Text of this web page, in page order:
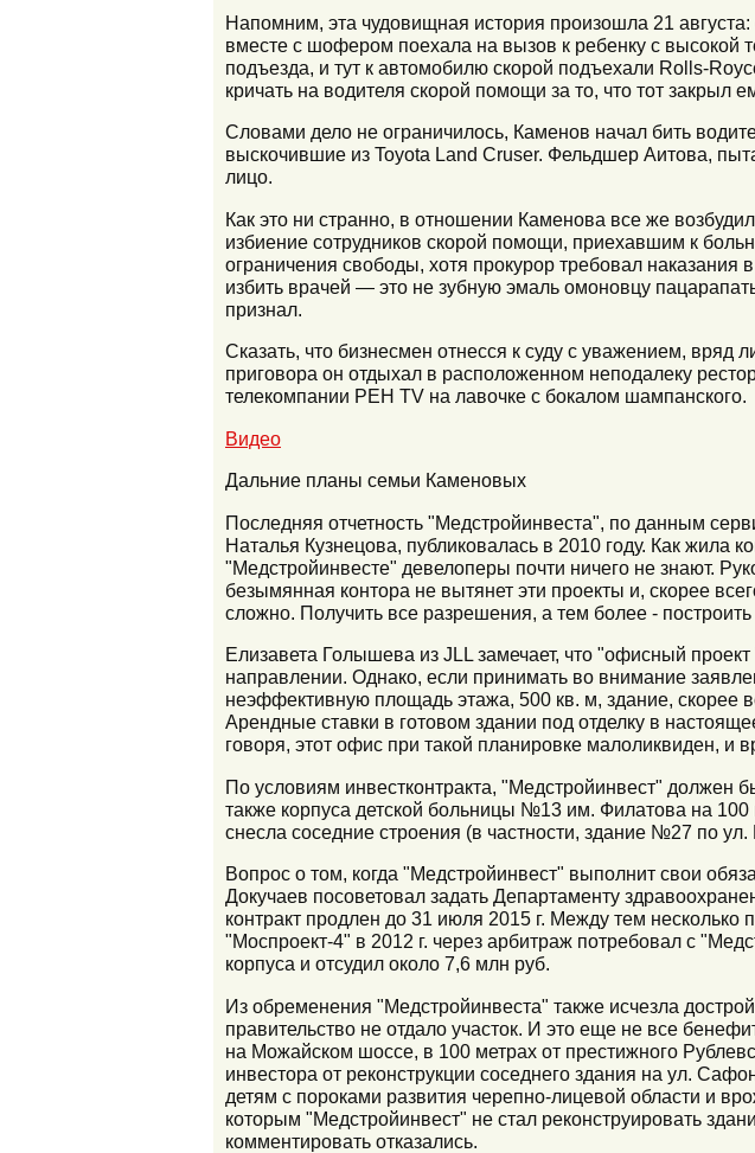
Напомним, эта чудовищная история произошла 21
вместе с шофером поехала на вызов к ребенку с
подъезда, и тут к автомобилю скорой подъехали Rolls-
кричать на водителя скорой помощи за то, что тот закрыл
Словами дело не ограничилось, Каменов начал бить
выскочившие из Toyota Land Cruser. Фельдшер Аитова,
лицо.
Как это ни странно, в отношении Каменова все же
избиение сотрудников скорой помощи, приехавшим к
ограничения свободы, хотя прокурор требовал
избить врачей — это не зубную эмаль омоновцу
признал.
Сказать, что бизнесмен отнесся к суду с уважением,
приговора он отдыхал в расположенном неподалеку
телекомпании РЕН TV на лавочке с бокалом шампанского.
Видео
Дальние планы семьи Каменовых
Последняя отчетность "Медстройинвеста", по данным
Наталья Кузнецова, публиковалась в 2010 году. Как
"Медстройинвесте" девелоперы почти ничего не знают.
безымянная контора не вытянет эти проекты и, скорее
сложно. Получить все разрешения, а тем более -
Елизавета Голышева из JLL замечает, что "офисный
направлении. Однако, если принимать во внимание
неэффективную площадь этажа, 500 кв. м, здание, скорее
Арендные ставки в готовом здании под отделку в
говоря, этот офис при такой планировке малоликвиден, и
По условиям инвестконтракта, "Медстройинвест" должен
также корпуса детской больницы №13 им. Филатова на 100
снесла соседние строения (в частности, здание №27 по
Вопрос о том, когда "Медстройинвест" выполнит свои
Докучаев посоветовал задать Департаменту
контракт продлен до 31 июля 2015 г. Между тем
"Моспроект-4" в 2012 г. через арбитраж потребовал с
корпуса и отсудил около 7,6 млн руб.
Из обременения "Медстройинвеста" также исчезла
правительство не отдало участок. И это еще не все
на Можайском шоссе, в 100 метрах от престижного
инвестора от реконструкции соседнего здания на ул.
детям с пороками развития черепно-лицевой области и
которым "Медстройинвест" не стал реконструировать
комментировать отказались.